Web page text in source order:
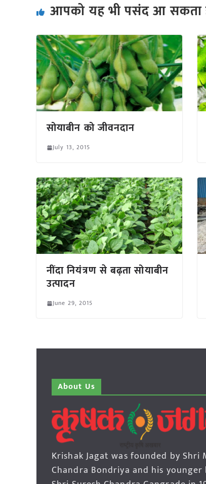
आपको यह भी पसंद आ सकता
सोयाबीन को जीवनदान
July 13, 2015
नींदा नियंत्रण से बढ़ता सोयाबीन
उत्पादन
June 29, 2015
About Us
Krishak Jagat was founded by Shri
Chandra Bondriya and his